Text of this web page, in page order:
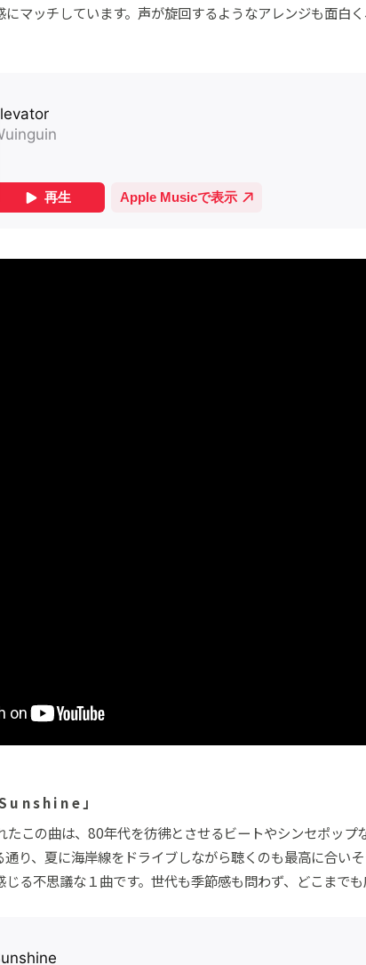
マッチしています。声が旋回するようなアレンジも面白
」
たこの曲は、80年代を彷彿とさせるビートやシンセポッ
り、夏に海岸線をドライブしながら聴くのも最高に合い
る不思議な１曲です。世代も季節感も問わず、どこまで